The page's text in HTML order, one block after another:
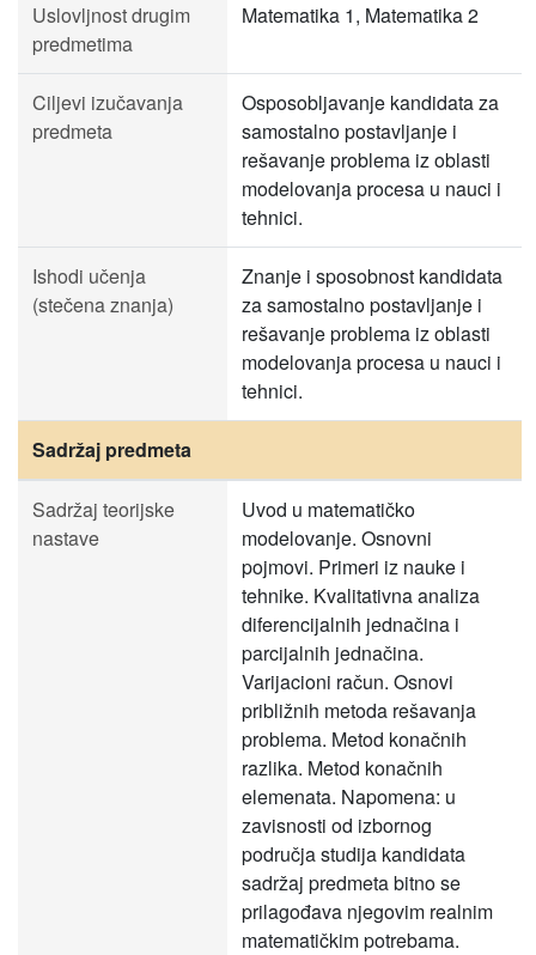
Uslovljnost drugim
predmetima
Matematika 1, Matematika 2
Ciljevi izučavanja
predmeta
Osposobljavanje kandidata za
samostalno postavljanje i
rešavanje problema iz oblasti
modelovanja procesa u nauci i
tehnici.
Ishodi učenja
(stečena znanja)
Znanje i sposobnost kandidata
za samostalno postavljanje i
rešavanje problema iz oblasti
modelovanja procesa u nauci i
tehnici.
Sadržaj predmeta
Sadržaj teorijske
nastave
Uvod u matematičko
modelovanje. Osnovni
pojmovi. Primeri iz nauke i
tehnike. Kvalitativna analiza
diferencijalnih jednačina i
parcijalnih jednačina.
Varijacioni račun. Osnovi
približnih metoda rešavanja
problema. Metod konačnih
razlika. Metod konačnih
elemenata. Napomena: u
zavisnosti od izbornog
područja studija kandidata
sadržaj predmeta bitno se
prilagođava njegovim realnim
matematičkim potrebama.